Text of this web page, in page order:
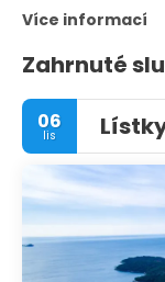
Více informací
Zahrnuté
06
lis